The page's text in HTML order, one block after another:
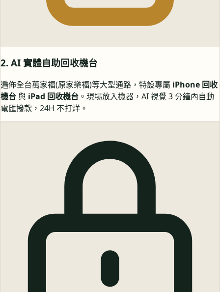
2. AI 實體自助回收機台
遍佈全台萬家福(原家樂福)等大型通路，特設專屬 iPhone 回收
機台與 iPad 回收機台 。現場放入機器，AI 視覺 3 分鐘內自動
電匯撥款，24H 不打烊。